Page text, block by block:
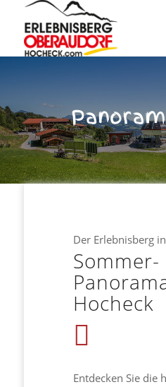
Der Erlebnisberg
Sommer-
Hocheck
Entdecken Sie die